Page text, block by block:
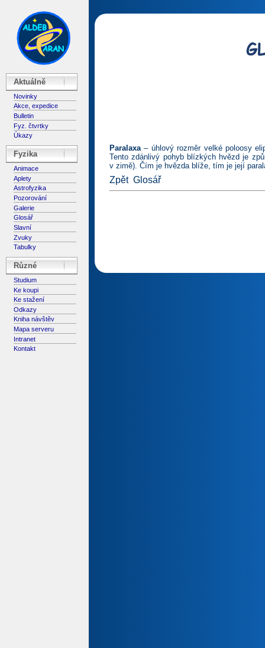
Aktuálně
Novinky
Akce, expedice
Bulletin
Fyz. čtvrtky
Úkazy
Fyzika
Animace
Aplety
Astrofyzika
Pozorování
Galerie
Glosář
Slavní
Zvuky
Tabulky
Různé
Studium
Ke koupi
Ke stažení
Odkazy
Kniha návštěv
Mapa serveru
Intranet
Kontakt
Paralaxa – úhlový rozměr velké poloosy
Tento zdánlivý pohyb blízkých hvězd je
v zimě). Čím je hvězda blíže, tím je její
Zpět Glosář